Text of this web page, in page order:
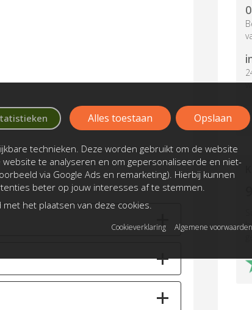
technieken. Deze worden gebruikt om de website
te analyseren en om gepersonaliseerde en niet-
via Google Ads en remarketing). Hierbij kunnen
beter op jouw interesses af te stemmen.
met het plaatsen van deze cookies.
Alles toestaan Opslaan
Cookieverklaring Algemene voorwaarden